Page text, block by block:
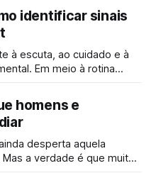
identificar sinais
à escuta, ao cuidado e à
Em meio à rotina
sem perceber que
surge justamente para
homens e
desperta aquela
a verdade é que muitas